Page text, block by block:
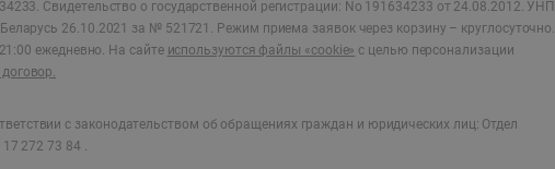
Свидетельство о государственной регистрации: No 191634233 от 24.08.2012. УНП
26.10.2021 за № 521721. Режим приема заявок через корзину – круглосуточно.
ежедневно. На сайте используются файлы «cookie» с целью персонализации
с законодательством об обращениях граждан и юридических лиц: Отдел
272 73 84 .